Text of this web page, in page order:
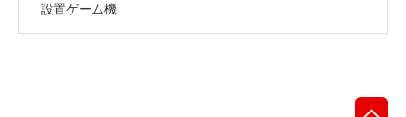
設置ゲーム機